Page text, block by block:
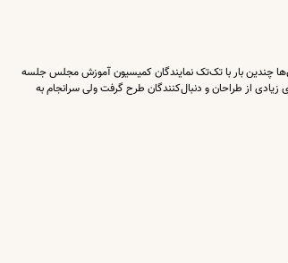
چندین بار با تک‌تک نمایندگان کمیسیون آموزش مجلس جلسه
از طراحان و دنبال‌کنندگان طرح گرفت ولی سرانجام به